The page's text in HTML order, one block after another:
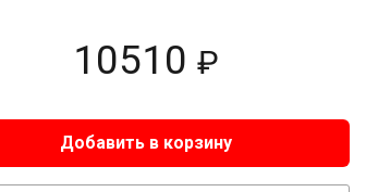
10510 ₽
Добавить в корзину